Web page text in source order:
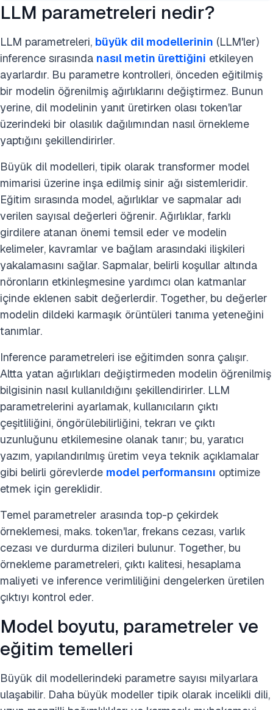
LLM parametreleri nedir?
LLM parametreleri, büyük dil modellerinin (LLM'ler)
inference sırasında nasıl metin ürettiğini etkileyen
ayarlardır. Bu parametre kontrolleri, önceden eğitilmiş
bir modelin öğrenilmiş ağırlıklarını değiştirmez. Bunun
yerine, dil modelinin yanıt üretirken olası token'lar
üzerindeki bir olasılık dağılımından nasıl örnekleme
yaptığını şekillendirirler.
Büyük dil modelleri, tipik olarak transformer model
mimarisi üzerine inşa edilmiş sinir ağı sistemleridir.
Eğitim sırasında model, ağırlıklar ve sapmalar adı
verilen sayısal değerleri öğrenir. Ağırlıklar, farklı
girdilere atanan önemi temsil eder ve modelin
kelimeler, kavramlar ve bağlam arasındaki ilişkileri
yakalamasını sağlar. Sapmalar, belirli koşullar altında
nöronların etkinleşmesine yardımcı olan katmanlar
içinde eklenen sabit değerlerdir. Together, bu değerler
modelin dildeki karmaşık örüntüleri tanıma yeteneğini
tanımlar.
Inference parametreleri ise eğitimden sonra çalışır.
Altta yatan ağırlıkları değiştirmeden modelin öğrenilmiş
bilgisinin nasıl kullanıldığını şekillendirirler. LLM
parametrelerini ayarlamak, kullanıcıların çıktı
çeşitliliğini, öngörülebilirliğini, tekrarı ve çıktı
uzunluğunu etkilemesine olanak tanır; bu, yaratıcı
yazım, yapılandırılmış üretim veya teknik açıklamalar
gibi belirli görevlerde model performansını optimize
etmek için gereklidir.
Temel parametreler arasında top-p çekirdek
örneklemesi, maks. token'lar, frekans cezası, varlık
cezası ve durdurma dizileri bulunur. Together, bu
örnekleme parametreleri, çıktı kalitesi, hesaplama
maliyeti ve inference verimliliğini dengelerken üretilen
çıktıyı kontrol eder.
Model boyutu, parametreler ve
eğitim temelleri
Büyük dil modellerindeki parametre sayısı milyarlara
ulaşabilir. Daha büyük modeller tipik olarak incelikli dili,